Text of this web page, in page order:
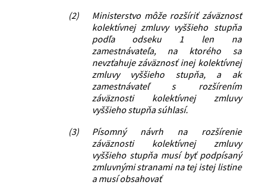
(2)
Ministerstvo môže rozšíriť záväznosť
kolektívnej zmluvy vyššieho stupňa
podľa odseku 1 len na
zamestnávateľa, na ktorého sa
nevzťahuje záväznosť inej kolektívnej
zmluvy vyššieho stupňa, a ak
zamestnávateľ s rozšírením
záväznosti kolektívnej zmluvy
vyššieho stupňa súhlasí.
(3)
Písomný návrh na rozšírenie
záväznosti kolektívnej zmluvy
vyššieho stupňa musí byť podpísaný
zmluvnými stranami na tej istej listine
a musí obsahovať